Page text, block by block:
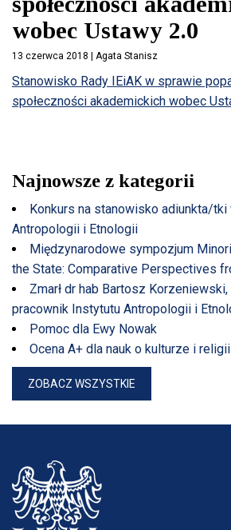
wobec Ustawy 2.0
13 czerwca 2018 | Agata Stanisz
Stanowisko Rady IEiAK w sprawie
społeczności akademickich wobec
Najnowsze z kategorii
Konkurs na stanowisko adiunkta/
Antropologii i Etnologii
Międzynarodowe sympozjum
the State: Comparative Perspectives
Zmarł dr hab Bartosz
pracownik Instytutu Antropologii i
Pomoc dla Ewy Nowak
Ocena A+ dla nauk o kulturze i religii
ZOBACZ WSZYSTKIE